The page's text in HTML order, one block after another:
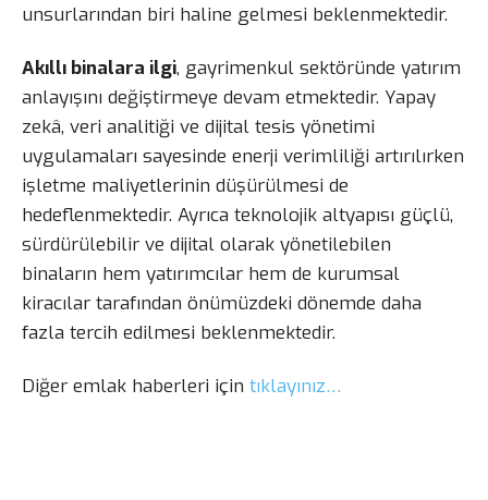
unsurlarından biri haline gelmesi beklenmektedir.
Akıllı binalara ilgi, gayrimenkul sektöründe yatırım
anlayışını değiştirmeye devam etmektedir. Yapay
zekâ, veri analitiği ve dijital tesis yönetimi
uygulamaları sayesinde enerji verimliliği artırılırken
işletme maliyetlerinin düşürülmesi de
hedeflenmektedir. Ayrıca teknolojik altyapısı güçlü,
sürdürülebilir ve dijital olarak yönetilebilen
binaların hem yatırımcılar hem de kurumsal
kiracılar tarafından önümüzdeki dönemde daha
fazla tercih edilmesi beklenmektedir.
Diğer emlak haberleri için tıklayınız…